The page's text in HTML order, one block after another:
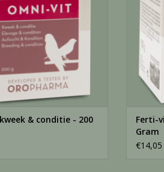
& conditie - 200
Ferti-
Gram
€14,05